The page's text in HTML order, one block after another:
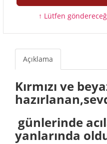
↑ Lütfen
Açıklama
Kırmızı ve
günlerinde
yanlarında